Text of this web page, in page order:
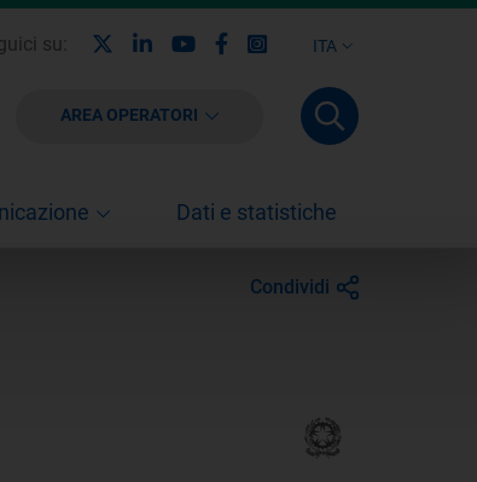
ITA
su: LinkedinYoutubeFacebook
Instagram
AREA OPERATORI
Dati e statistiche
Condividi